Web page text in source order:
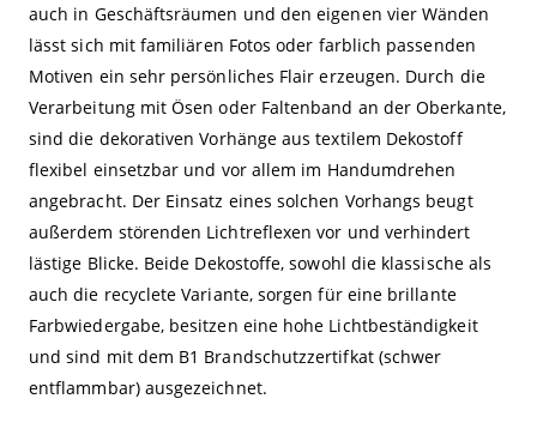
auch in Geschäftsräumen und den eigenen vier Wänden
lässt sich mit familiären Fotos oder farblich passenden
Motiven ein sehr persönliches Flair erzeugen. Durch die
Verarbeitung mit Ösen oder Faltenband an der Oberkante,
sind die dekorativen Vorhänge aus textilem Dekostoff
flexibel einsetzbar und vor allem im Handumdrehen
angebracht. Der Einsatz eines solchen Vorhangs beugt
außerdem störenden Lichtreflexen vor und verhindert
lästige Blicke. Beide Dekostoffe, sowohl die klassische als
auch die recyclete Variante, sorgen für eine brillante
Farbwiedergabe, besitzen eine hohe Lichtbeständigkeit
und sind mit dem B1 Brandschutzzertifkat (schwer
entflammbar) ausgezeichnet.